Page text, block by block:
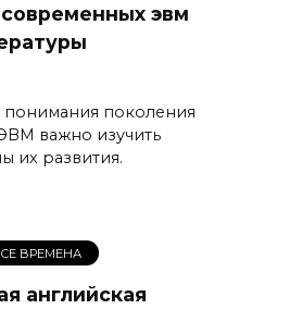
эвм
понимания поколения
важно изучить
их развития.
ВРЕМЕНА
английская